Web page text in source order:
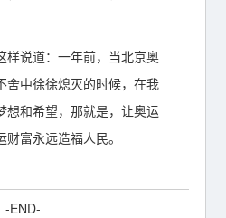
样说道：一年前，当北京奥
舍中徐徐熄灭的时候，在我
想和希望，那就是，让奥运
富永远造福人民。
-END-